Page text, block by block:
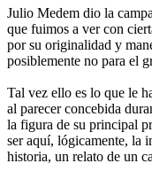
Julio Medem dio la
que fuimos a ver con
por su originalidad y
posiblemente no para el
Tal vez ello es lo que le
al parecer concebida
la figura de su principal
ser aquí, lógicamente, la
historia, un relato de un